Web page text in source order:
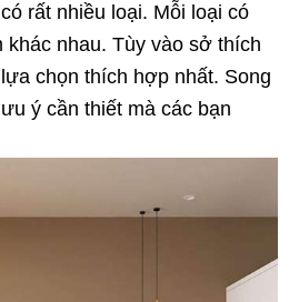
rất nhiều loại. Mỗi loại có
nhau. Tùy vào sở thích
chọn thích hợp nhất. Song
ý cần thiết mà các bạn